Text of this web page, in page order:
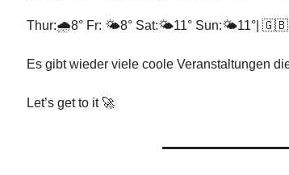
Thur:🌧️8° Fr: 🌤️8° Sat:🌤️11° Sun:🌤️11°| 🇬🇧
Es gibt wieder viele coole Veranstaltungen
Let’s get to it 🚀